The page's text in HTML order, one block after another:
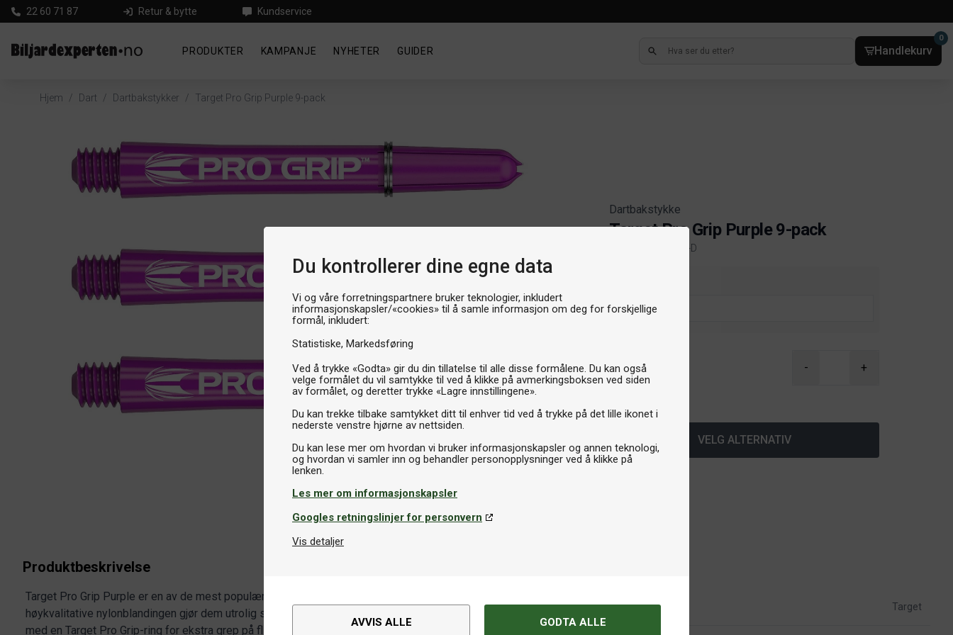
Du kontrollerer dine egne data
Vi og våre forretningspartnere bruker teknologier, inkludert
informasjonskapsler/«cookies» til å samle informasjon om deg for forskjellige
formål, inkludert:
Statistiske Markedsføring
Ved å trykke «Godta» gir du din tillatelse til alle disse formålene. Du kan også
velge formålet du vil samtykke til ved å klikke på avmerkingsboksen ved siden
av formålet, og deretter trykke «Lagre innstillingene».
Du kan trekke tilbake samtykket ditt til enhver tid ved å trykke på det lille ikonet i
nederste venstre hjørne av nettsiden.
Du kan lese mer om hvordan vi bruker informasjonskapsler og annen teknologi,
og hvordan vi samler inn og behandler personopplysninger ved å klikke på
Les mer om informasjonskapsler
Googles retningslinjer for personvern
Vis detaljer
AVVIS ALLE GODTA ALLE
22 60 71 87 Retur & bytte Kundservice
PRODUKTER KAMPANJE NYHETER GUIDER Handlekurv
0
Hjem / Dart / Dartbakstykker / Target Pro Grip Purple 9-pack
Dartbakstykke
Target Pro Grip Purple 9-pack
Artikkelnr. 380258-D
- +
VELG ALTERNATIV
Produktbeskrivelse
Target Pro Grip Purple er en av de mest populære dartbakstykkene i verden. Den
høykvalitative nylonblandingen gjør dem utrolig slitesterke, og hvert bakstykke leveres
med en Target Pro Grip-ring for ekstra grep på flightsene.
Varemerke Target